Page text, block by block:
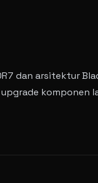
dan arsitektur
komponen